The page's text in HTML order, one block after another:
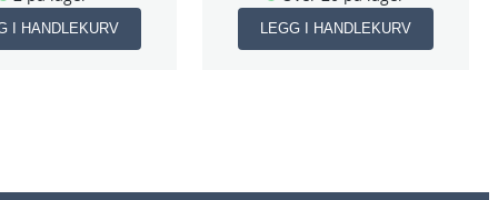
I HANDLEKURV LEGG I HANDLEKURV